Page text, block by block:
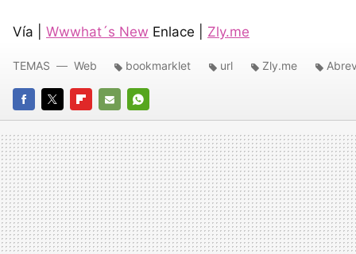
Vía | Wwwhat´s New Enlace | Zly.me
FACEBOOK
TWITTERFLIPBOARD
E-
MAIL
WHATSAPP
TEMAS Web bookmarklet url Zly.me